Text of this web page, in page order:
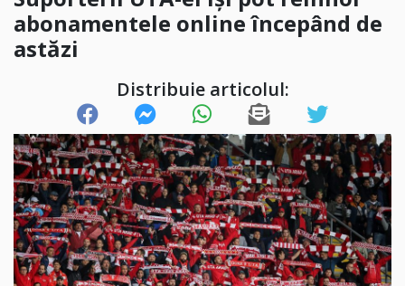
abonamentele online începând de
astăzi
Distribuie articolul: